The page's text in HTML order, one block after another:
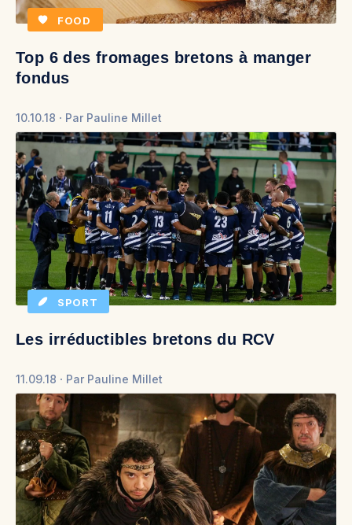
FOOD
Top 6 des fromages bretons à manger
fondus
10.10.18 Par Pauline Millet
SPORT
Les irréductibles bretons du RCV
11.09.18 Par Pauline Millet